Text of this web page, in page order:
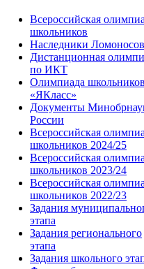
Всероссийская
школьников
Наследники
Дистанционная
по ИКТ
Олимпиада школьников
«ЯКласс»
Документы
России
Всероссийская
школьников 2024/25
Всероссийская
школьников 2023/24
Всероссийская
школьников 2022/23
Задания
этапа
Задания регионального
этапа
Задания школьного